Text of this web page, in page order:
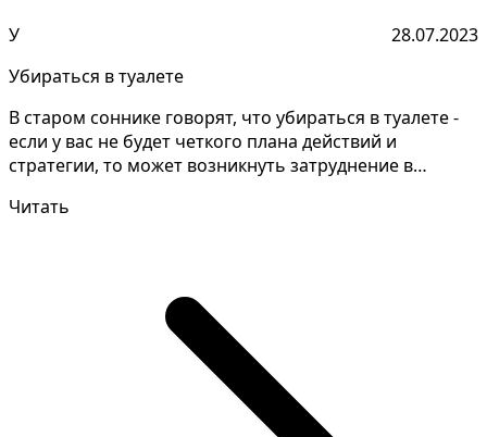
У
28.07.2023
Убираться в туалете
В старом соннике говорят, что убираться в туалете -
если у вас не будет четкого плана действий и
стратегии, то может возникнуть затруднение в
Читать